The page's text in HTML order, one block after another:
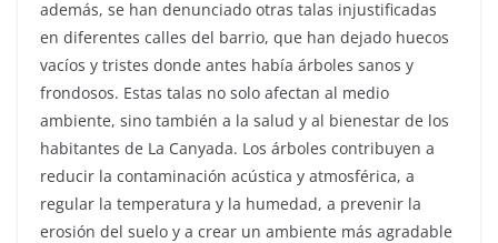
además, se han denunciado otras talas injustificadas
en diferentes calles del barrio, que han dejado huecos
vacíos y tristes donde antes había árboles sanos y
frondosos. Estas talas no solo afectan al medio
ambiente, sino también a la salud y al bienestar de los
habitantes de La Canyada. Los árboles contribuyen a
reducir la contaminación acústica y atmosférica, a
regular la temperatura y la humedad, a prevenir la
erosión del suelo y a crear un ambiente más agradable